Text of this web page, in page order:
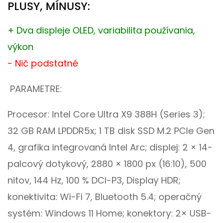
PLUSY, MÍNUSY:
+ Dva displeje OLED, variabilita používania,
výkon
- Nič podstatné
PARAMETRE:
Procesor: Intel Core Ultra X9 388H (Series 3);
32 GB RAM LPDDR5x; 1 TB disk SSD M.2 PCIe Gen
4, grafika integrovaná Intel Arc; displej: 2 × 14-
palcový dotykový, 2880 × 1800 px (16:10), 500
nitov, 144 Hz, 100 % DCI-P3, Display HDR;
konektivita: Wi-Fi 7, Bluetooth 5.4; operačný
systém: Windows 11 Home; konektory: 2× USB-